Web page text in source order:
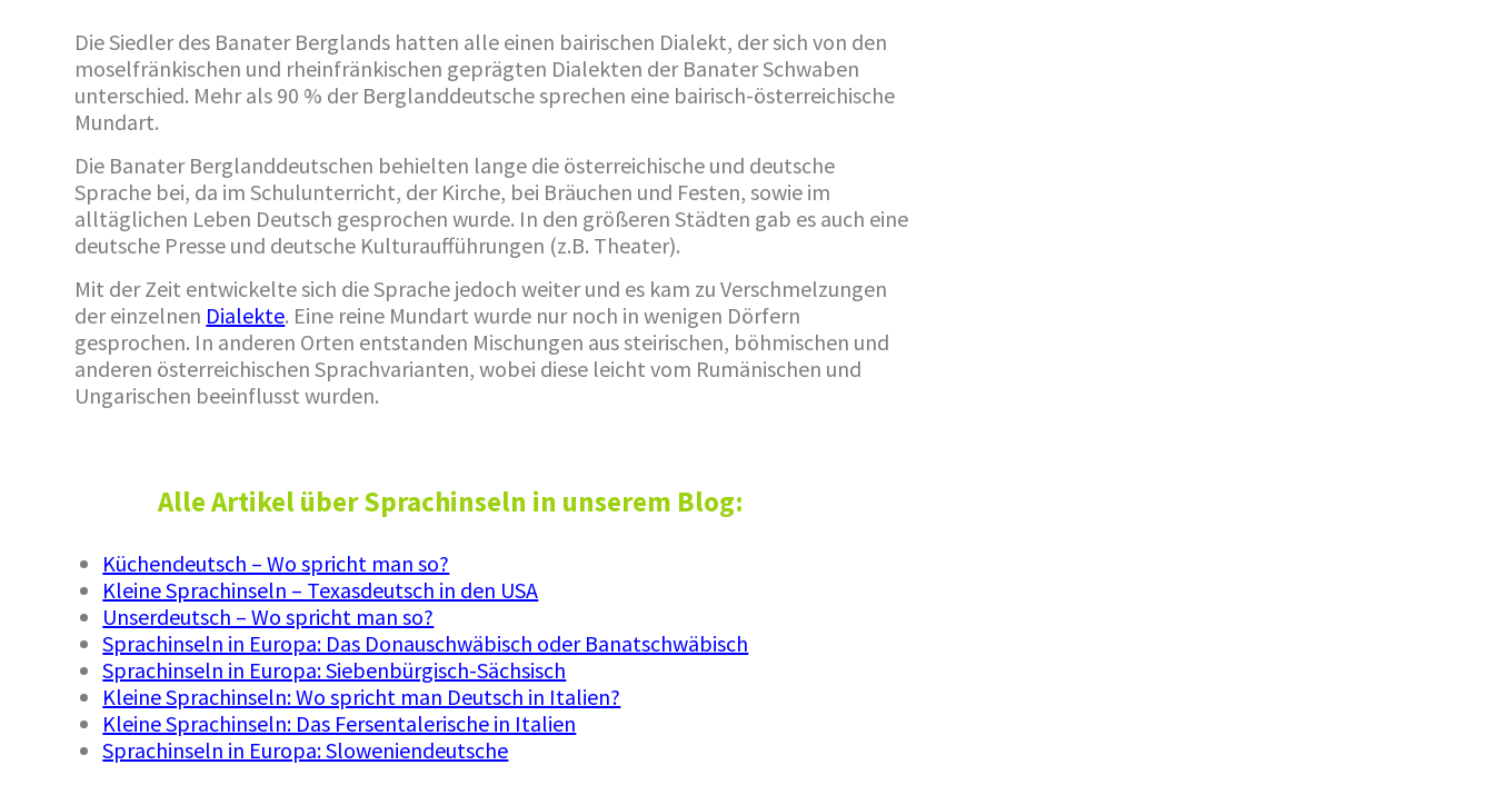
Die Siedler des Banater Berglands hatten alle einen bairischen Dialekt, der sich von den
moselfränkischen und rheinfränkischen geprägten Dialekten der Banater Schwaben
unterschied. Mehr als 90 % der Berglanddeutsche sprechen eine bairisch-österreichische
Mundart.
Die Banater Berglanddeutschen behielten lange die österreichische und deutsche
Sprache bei, da im Schulunterricht, der Kirche, bei Bräuchen und Festen, sowie im
alltäglichen Leben Deutsch gesprochen wurde. In den größeren Städten gab es auch eine
deutsche Presse und deutsche Kulturaufführungen (z.B. Theater).
Mit der Zeit entwickelte sich die Sprache jedoch weiter und es kam zu Verschmelzungen
der einzelnen Dialekte. Eine reine Mundart wurde nur noch in wenigen Dörfern
gesprochen. In anderen Orten entstanden Mischungen aus steirischen, böhmischen und
anderen österreichischen Sprachvarianten, wobei diese leicht vom Rumänischen und
Ungarischen beeinflusst wurden.
Alle Artikel über Sprachinseln in unserem Blog:
Küchendeutsch – Wo spricht man so?
Kleine Sprachinseln – Texasdeutsch in den USA
Unserdeutsch – Wo spricht man so?
Sprachinseln in Europa: Das Donauschwäbisch oder Banatschwäbisch
Sprachinseln in Europa: Siebenbürgisch-Sächsisch
Kleine Sprachinseln: Wo spricht man Deutsch in Italien?
Kleine Sprachinseln: Das Fersentalerische in Italien
Sprachinseln in Europa: Sloweniendeutsche